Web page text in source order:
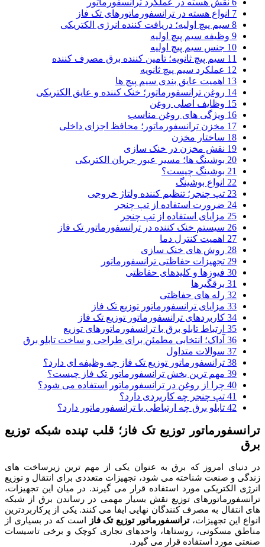
6 نقش هسته در عملکرد ترانسفورماتور
7 انواع هسته در ترانسفورماتورهای تک فاز
8 سیم پیچ اولیه؛ دریافت کننده انرژی الکتریکی
9 وظیفه سیم پیچ اولیه
10 جنس سیم پیچ اولیه
11 سیم پیچ ثانویه؛ تامین کننده برق مصرف کننده
12 عملکرد سیم پیچ ثانویه
13 اهمیت عایق بندی سیم پیچ ها
14 روغن ترانسفورماتور؛ خنک کننده و عایق الکتریکی
15 وظایف اصلی روغن
16 ویژگی های روغن مناسب
17 مخزن ترانسفورماتور؛ محافظ اجزای داخلی
18 ساختار مخزن
19 نقش مخزن در خنک سازی
20 بوشینگ ها؛ مسیر عبور جریان الکتریکی
21 بوشینگ چیست؟
22 انواع بوشینگ
23 تپ چنجر؛ تنظیم کننده ولتاژ خروجی
24 ضرورت استفاده از تپ چنجر
25 مزایای استفاده از تپ چنجر
26 سیستم خنک کننده در ترانسفورماتور تک فاز
27 اهمیت کنترل دما
28 روش های خنک سازی
29 تجهیزات حفاظتی ترانسفورماتور
30 فیوزها و کلیدهای حفاظتی
31 برقگیرها
32 رله های حفاظتی
33 مزایای ترانسفورماتور توزیع تک فاز
34 کاربردهای ترانسفورماتور توزیع تک فاز
35 ارتباط تابلو برق با ترانسفورماتورهای توزیع
36 آداک؛ انتخابی مطمئن برای طراحی و ساخت تابلو برق
37 سوالات متداول
38 ترانسفورماتور توزیع تک فاز چه وظیفه ای دارد؟
39 مهم ترین بخش ترانسفورماتور تک فاز چیست؟
40 چرا از روغن در ترانسفورماتور استفاده می شود؟
41 تپ چنجر چه کاربردی دارد؟
42 تابلو برق چه ارتباطی با ترانسفورماتور دارد؟
ترانسفورماتور توزیع تک فاز؛ قلب تپنده شبکه توزیع
برق
در دنیای امروز که برق به عنوان یکی از مهم ترین زیرساخت های
زندگی و صنعت شناخته می شود، تجهیزات متعددی برای انتقال و توزیع
انرژی الکتریکی مورد استفاده قرار می گیرند. در میان این تجهیزات،
ترانسفورماتورهای توزیع نقش بسیار مهمی در رساندن برق از شبکه
های انتقال به مصرف کنندگان نهایی ایفا می کنند. یکی از پرکاربردترین
انواع این تجهیزات، ترانسفورماتور توزیع تک فاز
است که در بسیاری از
مناطق مسکونی، روستاها، واحدهای تجاری کوچک و برخی تاسیسات
صنعتی مورد استفاده قرار می گیرد.